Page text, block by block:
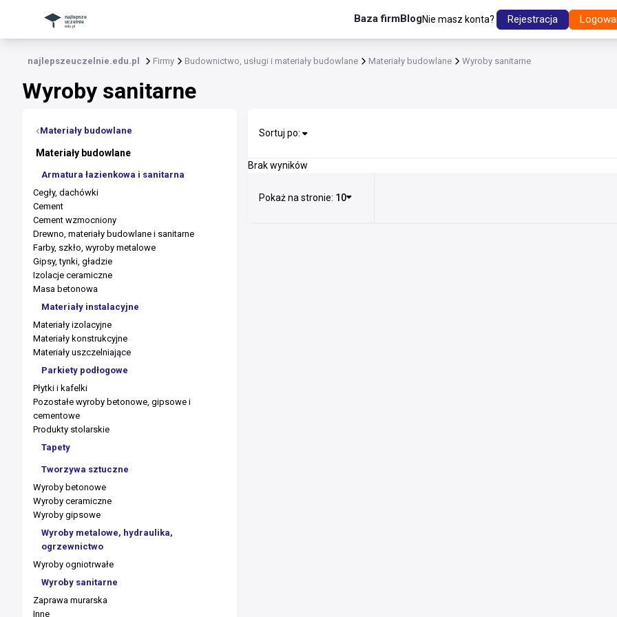
Baza firmBlogNie masz konta? Rejestracja
najlepszeuczelnie.edu.pl Firmy Budownictwo, usługi i materiały budowlane Materiały budowlane Wyroby sanitarne
Wyroby sanitarne
Materiały budowlane
Materiały budowlane
Armatura łazienkowa i sanitarna
Cegły, dachówki
Cement
Cement wzmocniony
Drewno, materiały budowlane i sanitarne
Farby, szkło, wyroby metalowe
Gipsy, tynki, gładzie
Izolacje ceramiczne
Masa betonowa
Materiały instalacyjne
Materiały izolacyjne
Materiały konstrukcyjne
Materiały uszczelniające
Parkiety podłogowe
Płytki i kafelki
Pozostałe wyroby betonowe, gipsowe i
cementowe
Produkty stolarskie
Tapety
Tworzywa sztuczne
Wyroby betonowe
Wyroby ceramiczne
Wyroby gipsowe
Wyroby metalowe, hydraulika,
ogrzewnictwo
Wyroby ogniotrwałe
Wyroby sanitarne
Zaprawa murarska
Inne
Sortuj po:
Brak wyników
Pokaż na stronie: 10